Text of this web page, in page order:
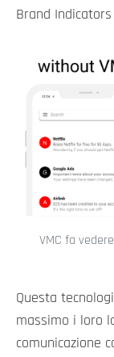
Brand
VMC fa
Questa
massimo i loro
comunicazione